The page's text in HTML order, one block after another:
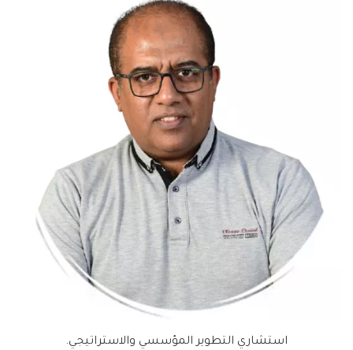
استشاري التطوير المؤسسي والاستراتيجي.